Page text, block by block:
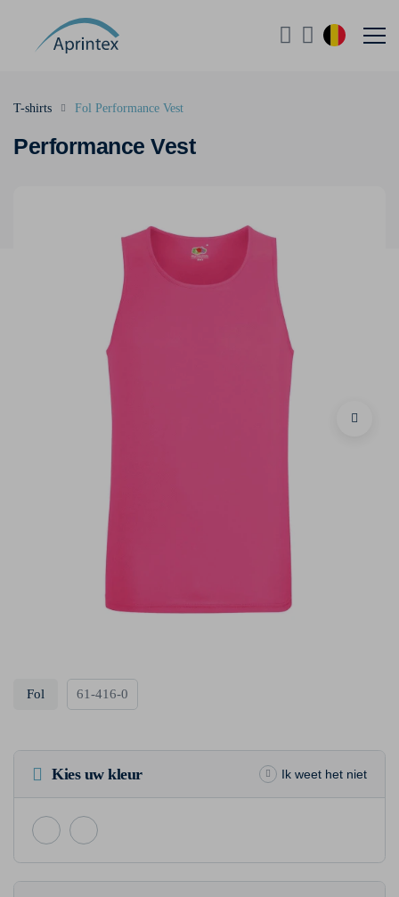
Performance Vest
T-shirts Fol Performance Vest
Fol 61-416-0
Kies uw kleur Ik weet het niet